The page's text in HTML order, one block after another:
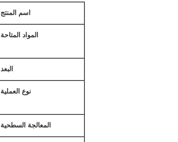
اسم المنتج
المواد المتاحة
البعد
نوع العملية
المعالجة السطحية